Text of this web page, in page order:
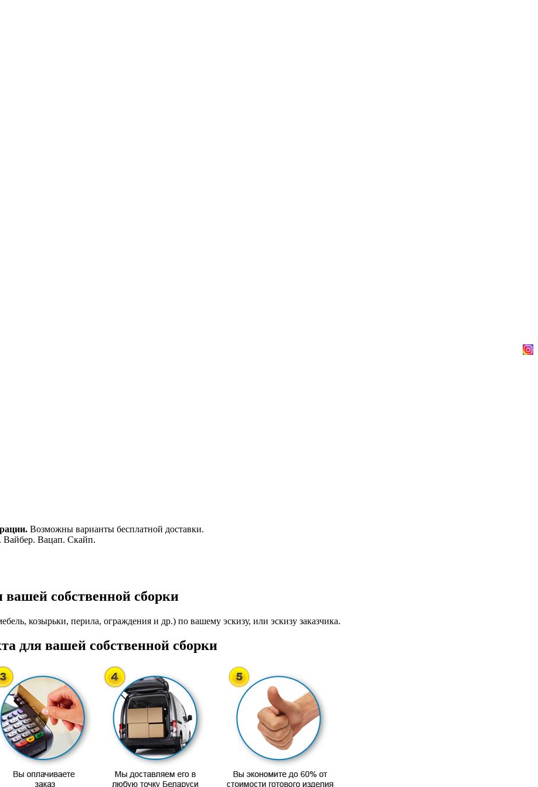
Возможны варианты бесплатной доставки.
. Вайбер. Вацап. Скайп.
собственной сборки
козырьки, перила, ограждения и др.) по вашему эскизу, или эскизу заказчика.
для вашей собственной сборки